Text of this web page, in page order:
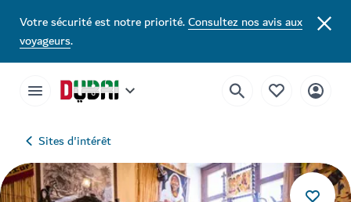
Votre sécurité est notre priorité.Consultez nos avis aux
voyageurs.
Sites d'intérêt